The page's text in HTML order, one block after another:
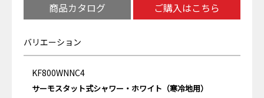
商品カタログ ご購入はこちら
バリエーション
KF800WNNC4
サーモスタット式シャワー・ホワイト（寒冷地用）